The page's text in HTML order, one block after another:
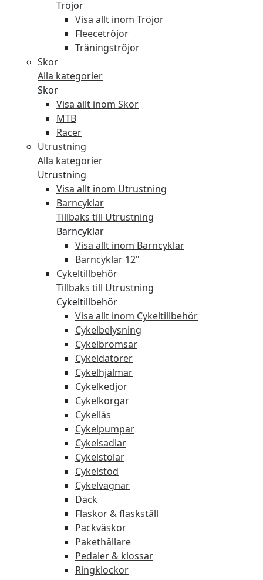
Tröjor
Visa allt inom Tröjor
Fleecetröjor
Träningströjor
Skor
Alla kategorier
Skor
Visa allt inom Skor
MTB
Racer
Utrustning
Alla kategorier
Utrustning
Visa allt inom Utrustning
Barncyklar
Tillbaks till Utrustning
Barncyklar
Visa allt inom Barncyklar
Barncyklar 12"
Cykeltillbehör
Tillbaks till Utrustning
Cykeltillbehör
Visa allt inom Cykeltillbehör
Cykelbelysning
Cykelbromsar
Cykeldatorer
Cykelhjälmar
Cykelkedjor
Cykelkorgar
Cykellås
Cykelpumpar
Cykelsadlar
Cykelstolar
Cykelstöd
Cykelvagnar
Däck
Flaskor & flaskställ
Packväskor
Pakethållare
Pedaler & klossar
Ringklockor